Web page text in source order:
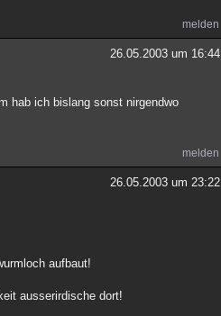
melden
26.05.2003 um 16:44
hab ich bislang sonst nirgendwo
melden
26.05.2003 um 23:22
aufbaut!
ausserirdische dort!